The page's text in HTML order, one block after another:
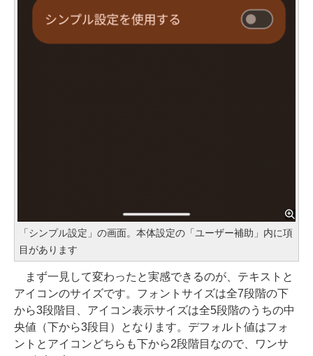
「シンプル設定」の画面。本体設定の「ユーザー補助」内に項
目があります
まず一見して変わったと実感できるのが、テキストと
アイコンのサイズです。フォントサイズは全7段階の下
から3段階目、アイコン表示サイズは全5段階のうちの中
央値（下から3段目）となります。デフォルト値はフォ
ントとアイコンどちらも下から2段階目なので、ワンサ